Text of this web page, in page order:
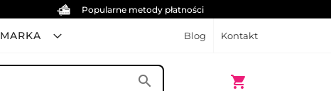
Popularne metody płatności
MARKA Blog Kontakt
shopping_cart
Mój koszyk
search